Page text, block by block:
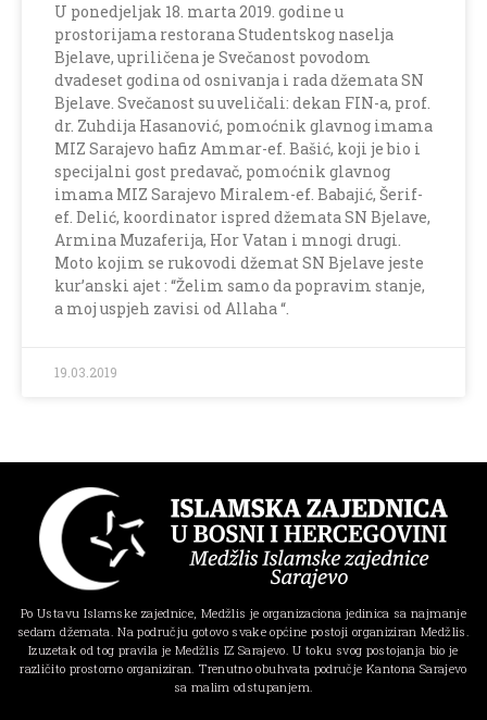
U ponedjeljak 18. marta 2019. godine u
prostorijama restorana Studentskog naselja
Bjelave, upriličena je Svečanost povodom
dvadeset godina od osnivanja i rada džemata SN
Bjelave. Svečanost su uveličali: dekan FIN-a, prof.
dr. Zuhdija Hasanović, pomoćnik glavnog imama
MIZ Sarajevo hafiz Ammar-ef. Bašić, koji je bio i
specijalni gost predavač, pomoćnik glavnog
imama MIZ Sarajevo Miralem-ef. Babajić, Šerif-
ef. Delić, koordinator ispred džemata SN Bjelave,
Armina Muzaferija, Hor Vatan i mnogi drugi.
Moto kojim se rukovodi džemat SN Bjelave jeste
kur’anski ajet : “Želim samo da popravim stanje,
a moj uspjeh zavisi od Allaha “.
19.03.2019
Po Ustavu Islamske zajednice, Medžlis je organizaciona jedinica sa najmanje
sedam džemata. Na području gotovo svake općine postoji organiziran Medžlis.
Izuzetak od tog pravila je Medžlis IZ Sarajevo. U toku svog postojanja bio je
različito prostorno organiziran. Trenutno obuhvata područje Kantona Sarajevo
sa malim odstupanjem.